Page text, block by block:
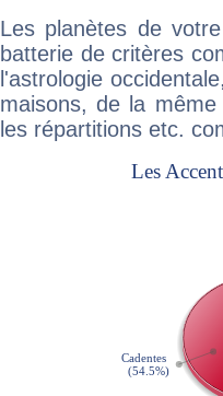
Les planètes de
batterie de critères
l'astrologie
maisons, de la
les répartitions etc.